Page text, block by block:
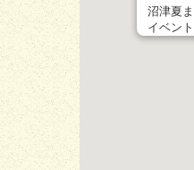
沼津夏
イベント